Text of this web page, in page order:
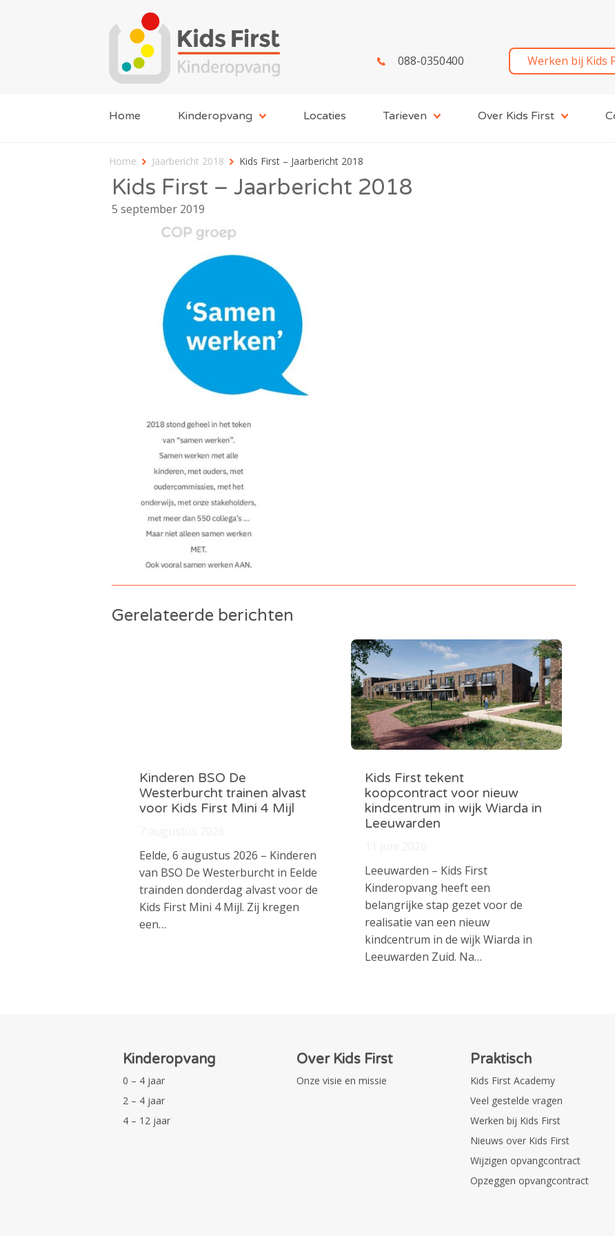
088-0350400 Werken bij Kids
Home Kinderopvang Locaties Tarieven Over Kids First
Home Jaarbericht 2018 Kids First – Jaarbericht 2018
Kids First – Jaarbericht 2018
5 september 2019
Gerelateerde berichten
Kinderen BSO De
Westerburcht trainen alvast
voor Kids First Mini 4 Mijl
Eelde, 6 augustus 2026 – Kinderen
van BSO De Westerburcht in Eelde
trainden donderdag alvast voor de
Kids First Mini 4 Mijl. Zij kregen
een…
Kids First tekent
koopcontract voor nieuw
kindcentrum in wijk Wiarda in
Leeuwarden
Leeuwarden – Kids First
Kinderopvang heeft een
belangrijke stap gezet voor de
realisatie van een nieuw
kindcentrum in de wijk Wiarda in
Leeuwarden Zuid. Na…
Kinderopvang
0 – 4 jaar
2 – 4 jaar
4 – 12 jaar
Over Kids First
Onze visie en missie
Praktisch
Kids First Academy
Veel gestelde vragen
Werken bij Kids First
Nieuws over Kids First
Wijzigen opvangcontract
Opzeggen opvangcontract